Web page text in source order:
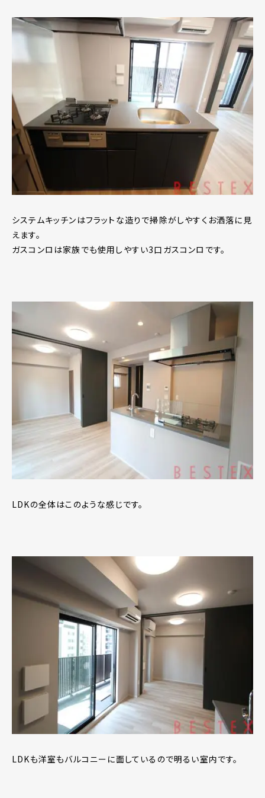
システムキッチンはフラットな造りで掃除がしやすくお洒落に見
えます。
ガスコンロは家族でも使用しやすい3口ガスコンロです。
LDKの全体はこのような感じです。
LDKも洋室もバルコニーに面しているので明るい室内です。